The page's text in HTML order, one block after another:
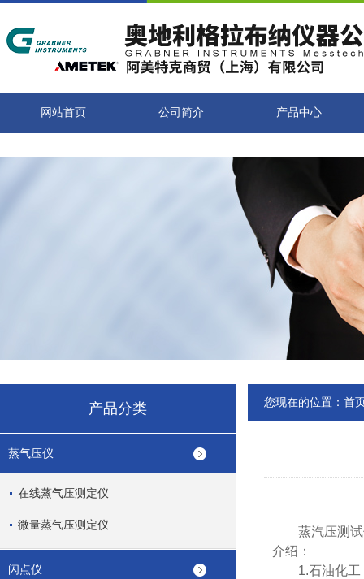
网站首页 公司简介 产品中心
产品分类
蒸气压仪
在线蒸气压测定仪
微量蒸气压测定仪
闪点仪
您现在的位置： 首
蒸汽压测试
介绍：
1.石油化工